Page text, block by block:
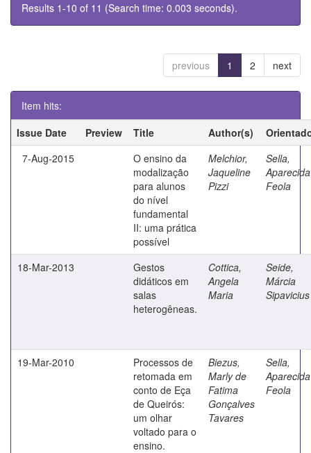
Results 1-10 of 11 (Search time: 0.003 seconds).
previous 1 2 next
Item hits:
Issue Date
Preview Title Author(s)
7-Aug-2015
O ensino da
modalização
para alunos
do nível
fundamental
II: uma prática
possível
Melchior,
Jaqueline
Pizzi
Sella,
Aparecida
Feola
18-Mar-2013
Gestos
didáticos em
salas
heterogêneas.
Cottica,
Angela
Maria
Seide,
Márcia
Sipavicius
19-Mar-2010
Processos de
retomada em
conto de Eça
de Queirós:
um olhar
voltado para o
ensino.
Biezus,
Marly de
Fatima
Gonçalves
Tavares
Sella,
Aparecida
Feola